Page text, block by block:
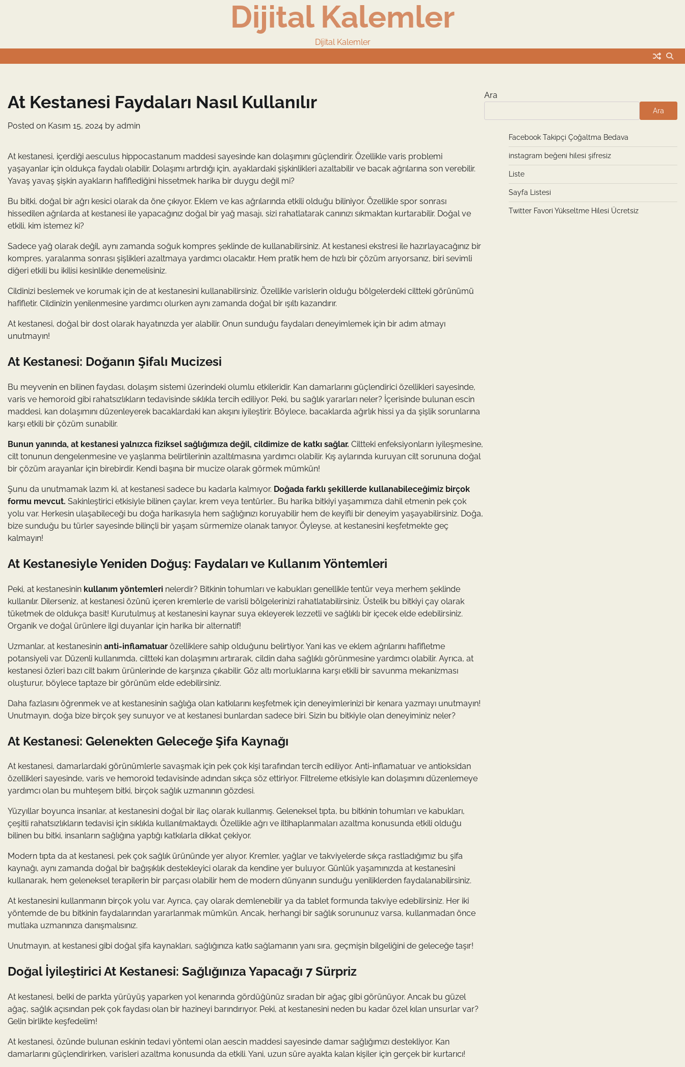
Dijital Kalemler
Dijital Kalemler
At Kestanesi Faydaları Nasıl Kullanılır
Posted on Kasım 15, 2024 by admin
At kestanesi, içerdiği aesculus hippocastanum maddesi sayesinde kan dolaşımını güçlendirir. Özellikle varis problemi
yaşayanlar için oldukça faydalı olabilir. Dolaşımı artırdığı için, ayaklardaki şişkinlikleri azaltabilir ve bacak ağrılarına son verebilir.
Yavaş yavaş şişkin ayakların hafiflediğini hissetmek harika bir duygu değil mi?
Bu bitki, doğal bir ağrı kesici olarak da öne çıkıyor. Eklem ve kas ağrılarında etkili olduğu biliniyor. Özellikle spor sonrası
hissedilen ağrılarda at kestanesi ile yapacağınız doğal bir yağ masajı, sizi rahatlatarak canınızı sıkmaktan kurtarabilir. Doğal ve
etkili, kim istemez ki?
Sadece yağ olarak değil, aynı zamanda soğuk kompres şeklinde de kullanabilirsiniz. At kestanesi ekstresi ile hazırlayacağınız bir
kompres, yaralanma sonrası şişlikleri azaltmaya yardımcı olacaktır. Hem pratik hem de hızlı bir çözüm arıyorsanız, biri sevimli
diğeri etkili bu ikilisi kesinlikle denemelisiniz.
Cildinizi beslemek ve korumak için de at kestanesini kullanabilirsiniz. Özellikle varislerin olduğu bölgelerdeki ciltteki görünümü
hafifletir. Cildinizin yenilenmesine yardımcı olurken aynı zamanda doğal bir ışıltı kazandırır.
At kestanesi, doğal bir dost olarak hayatınızda yer alabilir. Onun sunduğu faydaları deneyimlemek için bir adım atmayı
unutmayın!
At Kestanesi: Doğanın Şifalı Mucizesi
Bu meyvenin en bilinen faydası, dolaşım sistemi üzerindeki olumlu etkileridir. Kan damarlarını güçlendirici özellikleri sayesinde,
varis ve hemoroid gibi rahatsızlıkların tedavisinde sıklıkla tercih ediliyor. Peki, bu sağlık yararları neler? İçerisinde bulunan escin
maddesi, kan dolaşımını düzenleyerek bacaklardaki kan akışını iyileştirir. Böylece, bacaklarda ağırlık hissi ya da şişlik sorunlarına
karşı etkili bir çözüm sunabilir.
Bunun yanında, at kestanesi yalnızca fiziksel sağlığımıza değil, cildimize de katkı sağlar. Ciltteki enfeksiyonların iyileşmesine,
cilt tonunun dengelenmesine ve yaşlanma belirtilerinin azaltılmasına yardımcı olabilir. Kış aylarında kuruyan cilt sorununa doğal
bir çözüm arayanlar için birebirdir. Kendi başına bir mucize olarak görmek mümkün!
Şunu da unutmamak lazım ki, at kestanesi sadece bu kadarla kalmıyor. Doğada farklı şekillerde kullanabileceğimiz birçok
formu mevcut. Sakinleştirici etkisiyle bilinen çaylar, krem veya tentürler… Bu harika bitkiyi yaşamımıza dahil etmenin pek çok
yolu var. Herkesin ulaşabileceği bu doğa harikasıyla hem sağlığınızı koruyabilir hem de keyifli bir deneyim yaşayabilirsiniz. Doğa,
bize sunduğu bu türler sayesinde bilinçli bir yaşam sürmemize olanak tanıyor. Öyleyse, at kestanesini keşfetmekte geç
kalmayın!
At Kestanesiyle Yeniden Doğuş: Faydaları ve Kullanım Yöntemleri
Peki, at kestanesinin kullanım yöntemleri nelerdir? Bitkinin tohumları ve kabukları genellikle tentür veya merhem şeklinde
kullanılır. Dilerseniz, at kestanesi özünü içeren kremlerle de varisli bölgelerinizi rahatlatabilirsiniz. Üstelik bu bitkiyi çay olarak
tüketmek de oldukça basit! Kurutulmuş at kestanesini kaynar suya ekleyerek lezzetli ve sağlıklı bir içecek elde edebilirsiniz.
Organik ve doğal ürünlere ilgi duyanlar için harika bir alternatif!
Uzmanlar, at kestanesinin anti-inflamatuar özelliklere sahip olduğunu belirtiyor. Yani kas ve eklem ağrılarını hafifletme
potansiyeli var. Düzenli kullanımda, ciltteki kan dolaşımını artırarak, cildin daha sağlıklı görünmesine yardımcı olabilir. Ayrıca, at
kestanesi özleri bazı cilt bakım ürünlerinde de karşınıza çıkabilir. Göz altı morluklarına karşı etkili bir savunma mekanizması
oluşturur, böylece taptaze bir görünüm elde edebilirsiniz.
Daha fazlasını öğrenmek ve at kestanesinin sağlığa olan katkılarını keşfetmek için deneyimlerinizi bir kenara yazmayı unutmayın!
Unutmayın, doğa bize birçok şey sunuyor ve at kestanesi bunlardan sadece biri. Sizin bu bitkiyle olan deneyiminiz neler?
At Kestanesi: Gelenekten Geleceğe Şifa Kaynağı
At kestanesi, damarlardaki görünümlerle savaşmak için pek çok kişi tarafından tercih ediliyor. Anti-inflamatuar ve antioksidan
özellikleri sayesinde, varis ve hemoroid tedavisinde adından sıkça söz ettiriyor. Filtreleme etkisiyle kan dolaşımını düzenlemeye
yardımcı olan bu muhteşem bitki, birçok sağlık uzmanının gözdesi.
Yüzyıllar boyunca insanlar, at kestanesini doğal bir ilaç olarak kullanmış. Geleneksel tıpta, bu bitkinin tohumları ve kabukları,
çeşitli rahatsızlıkların tedavisi için sıklıkla kullanılmaktaydı. Özellikle ağrı ve iltihaplanmaları azaltma konusunda etkili olduğu
bilinen bu bitki, insanların sağlığına yaptığı katkılarla dikkat çekiyor.
Modern tıpta da at kestanesi, pek çok sağlık ürününde yer alıyor. Kremler, yağlar ve takviyelerde sıkça rastladığımız bu şifa
kaynağı, aynı zamanda doğal bir bağışıklık destekleyici olarak da kendine yer buluyor. Günlük yaşamınızda at kestanesini
kullanarak, hem geleneksel terapilerin bir parçası olabilir hem de modern dünyanın sunduğu yeniliklerden faydalanabilirsiniz.
At kestanesini kullanmanın birçok yolu var. Ayrıca, çay olarak demlenebilir ya da tablet formunda takviye edebilirsiniz. Her iki
yöntemde de bu bitkinin faydalarından yararlanmak mümkün. Ancak, herhangi bir sağlık sorununuz varsa, kullanmadan önce
mutlaka uzmanınıza danışmalısınız.
Unutmayın, at kestanesi gibi doğal şifa kaynakları, sağlığınıza katkı sağlamanın yanı sıra, geçmişin bilgeliğini de geleceğe taşır!
Doğal İyileştirici At Kestanesi: Sağlığınıza Yapacağı 7 Sürpriz
At kestanesi, belki de parkta yürüyüş yaparken yol kenarında gördüğünüz sıradan bir ağaç gibi görünüyor. Ancak bu güzel
ağaç, sağlık açısından pek çok faydası olan bir hazineyi barındırıyor. Peki, at kestanesini neden bu kadar özel kılan unsurlar var?
Gelin birlikte keşfedelim!
At kestanesi, özünde bulunan eskinin tedavi yöntemi olan aescin maddesi sayesinde damar sağlığımızı destekliyor. Kan
damarlarını güçlendirirken, varisleri azaltma konusunda da etkili. Yani, uzun süre ayakta kalan kişiler için gerçek bir kurtarıcı!
Ara
Ara
Facebook Takipçi Çoğaltma Bedava
instagram beğeni hilesi şifresiz
Liste
Sayfa Listesi
Twitter Favori Yükseltme Hilesi Ücretsiz